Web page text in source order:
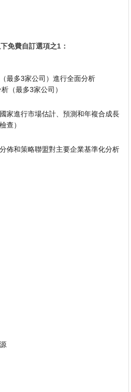
免費自訂選項之1：
最多3家公司）進行全面分析
（最多3家公司）
家進行市場估計、預測和年複合成長
查）
佈和策略聯盟對主要企業基準化分析